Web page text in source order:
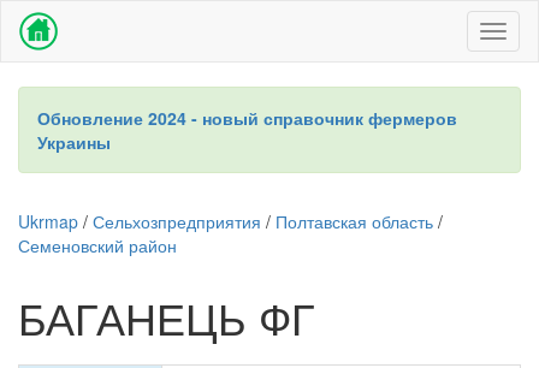
Обновление 2024 - новый справочник фермеров
Украины
Ukrmap / Сельхозпредприятия / Полтавская область /
Семеновский район
БАГАНЕЦЬ ФГ